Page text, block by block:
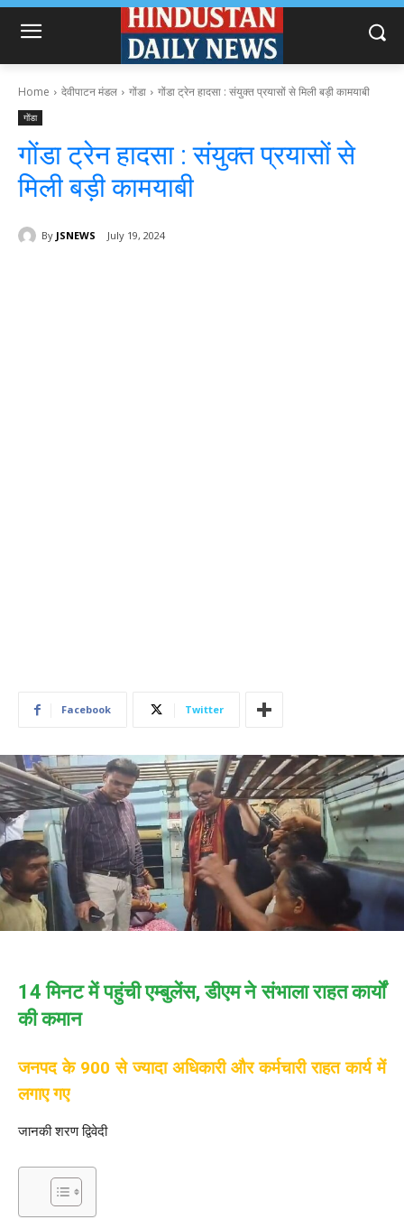
Home देवीपाटन मंडल गोंडा गोंडा ट्रेन हादसा : संयुक्त प्रयासों से मिली बड़ी कामयाबी
गोंडा
गोंडा ट्रेन हादसा : संयुक्त प्रयासों से
मिली बड़ी कामयाबी
By JSNEWS July 19, 2024
Facebook Twitter
14 मिनट में पहुंची एम्बुलेंस, डीएम ने संभाला राहत कार्यों
की कमान
जनपद के 900 से ज्यादा अधिकारी और कर्मचारी राहत कार्य में
लगाए गए
जानकी शरण द्विवेदी